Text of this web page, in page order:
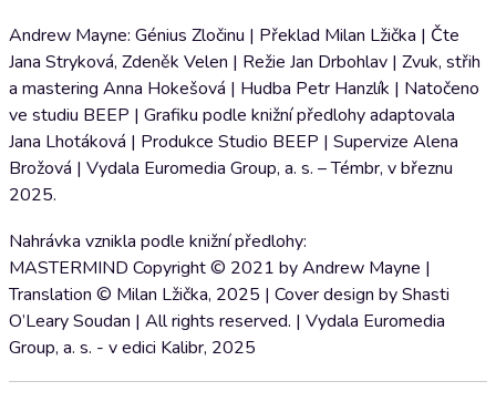
Andrew Mayne: Génius Zločinu | Překlad Milan Lžička | Čte
Jana Stryková, Zdeněk Velen | Režie Jan Drbohlav | Zvuk, střih
a mastering Anna Hokešová | Hudba Petr Hanzlík | Natočeno
ve studiu BEEP | Grafiku podle knižní předlohy adaptovala
Jana Lhotáková | Produkce Studio BEEP | Supervize Alena
Brožová | Vydala Euromedia Group, a. s. – Témbr, v březnu
2025.
Nahrávka vznikla podle knižní předlohy:
MASTERMIND Copyright © 2021 by Andrew Mayne |
Translation © Milan Lžička, 2025 | Cover design by Shasti
O’Leary Soudan | All rights reserved. | Vydala Euromedia
Group, a. s. - v edici Kalibr, 2025